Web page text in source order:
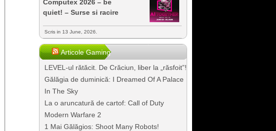
Computex 2026 – be
quiet! – Surse si racire
Scris in 13 June, 2026.
Articole Gaming
LEVEL-ul rătăcit. De Crăciun, liber la „răsfoit”!
Gălăgia de duminică: I Dreamed Of A Palace
In The Sky
La o aruncatură de cartof: Call of Duty
Modern Warfare 2
1 Mai Gălăgios: Shoot Many Robots!